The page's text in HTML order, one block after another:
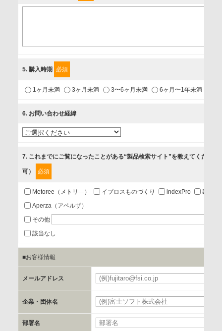
個人情報保護責任者
1.当社が取り扱う商品・サービスに関するご案内
2.当社が開催（主催・共催・協賛）するセミナーなど、各種イ
3.お客様の業務内容、及び興味、関心に応じた情報の提供
4.お客様満足度調査等のアンケートの依頼
第三者提供の有無
あり
a.個人情報の提供・利用目的
当該企業/団体のサービス等のご案内及び当該企業/団体からの
お客様のご氏名、フリガナ、企業・団体名、部署名、役職、
郵便番号、住所、電話番号、FAX番号、メールアドレス
c.第三者への提供の手段または手法
5. 購入時期 必須
1ヶ月未満 3ヶ月未満 3〜6ヶ月未満 6ヶ月〜1年未満
6. お問い合わせ経緯
7. これまでにご覧になったことがある“製品検索サイト”を教えてください
可） 必須
Metoree（メトリ―） イプロスものづくり indexPro
製品ナ
Aperza（アペルザ）
その他
該当なし
■お客様情報
メールアドレス
企業・団体名
部署名